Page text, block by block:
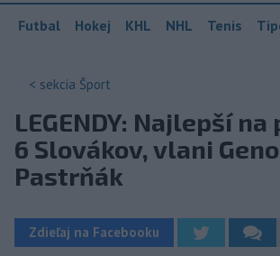
Futbal Hokej KHL NHL Tenis
< sekcia Šport
LEGENDY: Najlepší
6 Slovákov, vlani
Pastrňák
Zdieľaj na Facebooku